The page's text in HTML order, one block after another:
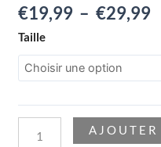
€19,99 – €29,99
Taille